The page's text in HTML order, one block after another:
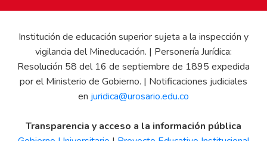
Institución de educación superior sujeta a la inspección y
vigilancia del Mineducación. | Personería Jurídica:
Resolución 58 del 16 de septiembre de 1895 expedida
por el Ministerio de Gobierno. | Notificaciones judiciales
en juridica@urosario.edu.co
Transparencia y acceso a la información pública